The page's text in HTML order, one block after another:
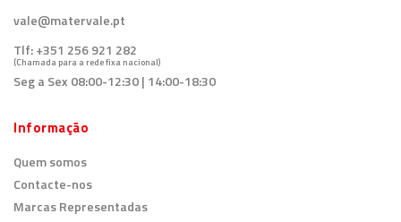
vale@matervale.pt
Tlf:+351 256 921 282
(Chamada para a rede fixa nacional)
Seg a Sex 08:00-12:30 | 14:00-18:30
Informação
Quem somos
Contacte-nos
Marcas Representadas